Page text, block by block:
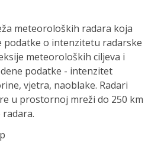
meteoroloških radara koja
podatke o intenzitetu radarske
meteoroloških ciljeva i
podatke - intenzitet
vjetra, naoblake. Radari
u prostornoj mreži do 250 km